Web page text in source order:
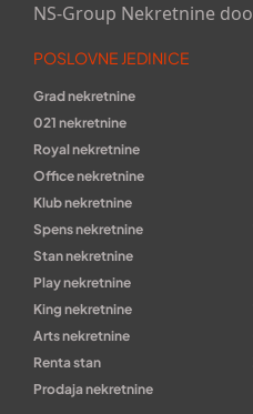
NS-Group Nekretnine doo
POSLOVNE JEDINICE
Grad nekretnine
021 nekretnine
Royal nekretnine
Office nekretnine
Klub nekretnine
Spens nekretnine
Stan nekretnine
Play nekretnine
King nekretnine
Arts nekretnine
Renta stan
Prodaja nekretnine